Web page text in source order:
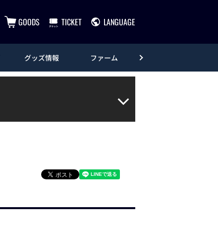
GOODS TICKET LANGUAGE
グッズ情報 ファーム